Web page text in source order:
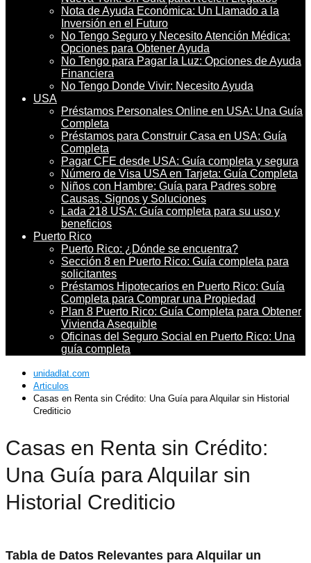
Nota de Ayuda Económica: Un Llamado a la
Inversión en el Futuro
No Tengo Seguro y Necesito Atención Médica:
Opciones para Obtener Ayuda
No Tengo para Pagar la Luz: Opciones de Ayuda
Financiera
No Tengo Donde Vivir: Necesito Ayuda
USA
Préstamos Personales Online en USA: Una Guía
Completa
Préstamos para Construir Casa en USA: Guía
Completa
Pagar CFE desde USA: Guía completa y segura
Número de Visa USA en Tarjeta: Guía Completa
Niños con Hambre: Guía para Padres sobre
Causas, Signos y Soluciones
Lada 218 USA: Guía completa para su uso y
beneficios
Puerto Rico
Puerto Rico: ¿Dónde se encuentra?
Sección 8 en Puerto Rico: Guía completa para
solicitantes
Préstamos Hipotecarios en Puerto Rico: Guía
Completa para Comprar una Propiedad
Plan 8 Puerto Rico: Guía Completa para Obtener
Vivienda Asequible
Oficinas del Seguro Social en Puerto Rico: Una
guía completa
unidadlat.com
Articulos
Casas en Renta sin Crédito: Una Guía para Alquilar sin Historial
Crediticio
Casas en Renta sin Crédito:
Una Guía para Alquilar sin
Historial Crediticio
Tabla de Datos Relevantes para Alquilar un